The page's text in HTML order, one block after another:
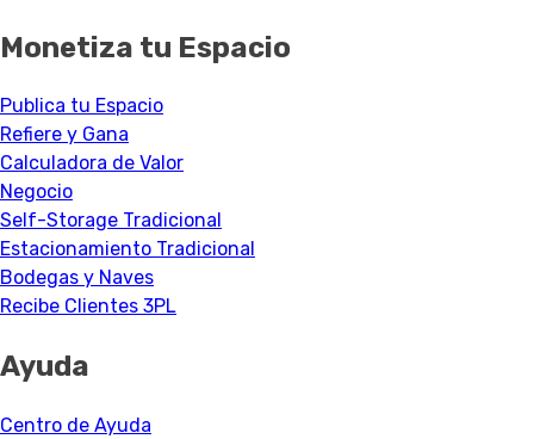
Monetiza tu Espacio
Publica tu Espacio
Refiere y Gana
Calculadora de Valor
Negocio
Self-Storage Tradicional
Estacionamiento Tradicional
Bodegas y Naves
Recibe Clientes 3PL
Ayuda
Centro de Ayuda